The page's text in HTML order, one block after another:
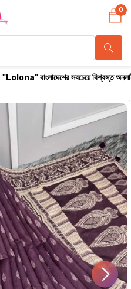
সবচেয়ে বিশ্বস্ত অনলাইন শপ। সারা
0